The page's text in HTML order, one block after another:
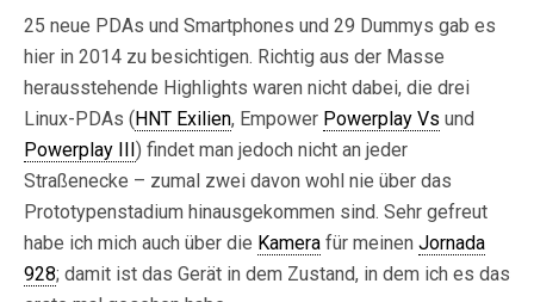
25 neue PDAs und Smartphones und 29 Dummys gab es
hier in 2014 zu besichtigen. Richtig aus der Masse
herausstehende Highlights waren nicht dabei, die drei
Linux-PDAs (HNT Exilien, Empower Powerplay Vs und
Powerplay III) findet man jedoch nicht an jeder
Straßenecke – zumal zwei davon wohl nie über das
Prototypenstadium hinausgekommen sind. Sehr gefreut
habe ich mich auch über die Kamera für meinen Jornada
928; damit ist das Gerät in dem Zustand, in dem ich es das